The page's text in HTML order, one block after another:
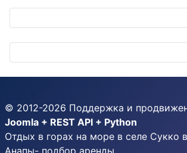
© 2012-2026 Поддержка и
Joomla + REST API + Python
Отдых в горах на море в селе Сукко